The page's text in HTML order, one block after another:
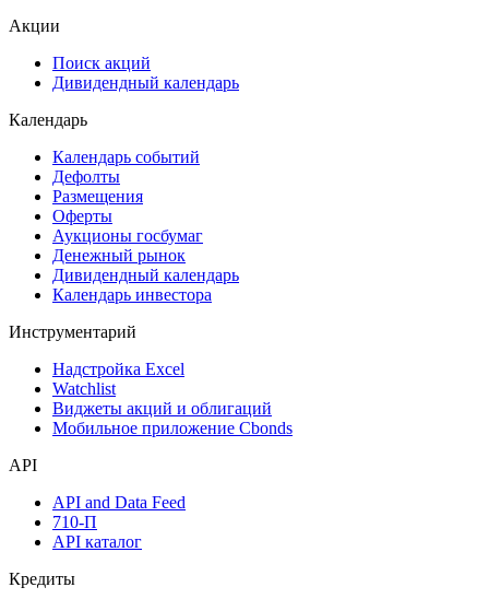
Акции
Поиск акций
Дивидендный календарь
Календарь
Календарь событий
Дефолты
Размещения
Оферты
Аукционы госбумаг
Денежный рынок
Дивидендный календарь
Календарь инвестора
Инструментарий
Надстройка Excel
Watchlist
Виджеты акций и облигаций
Мобильное приложение Cbonds
API
API and Data Feed
710-П
API каталог
Кредиты